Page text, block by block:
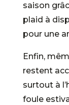
saison
plaid à
pour une
Enfin,
restent
surtout à
foule